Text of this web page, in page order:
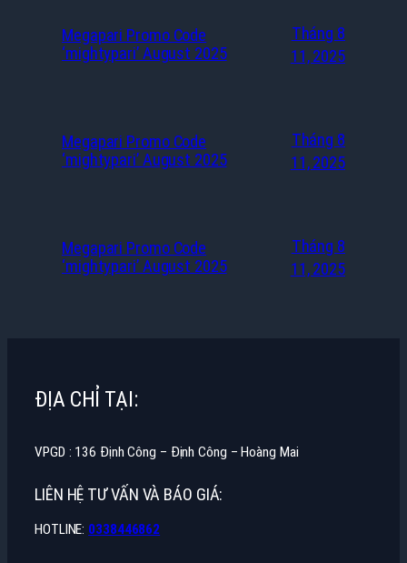
Megapari Promo Code
‘mightypari’ August 2025
Tháng 8
11, 2025
Megapari Promo Code
‘mightypari’ August 2025
Tháng 8
11, 2025
Megapari Promo Code
‘mightypari’ August 2025
Tháng 8
11, 2025
ĐỊA CHỈ TẠI:
VPGD : 136 Định Công – Định Công – Hoàng Mai
LIÊN HỆ TƯ VẤN VÀ BÁO GIÁ:
HOTLINE: 0338446862